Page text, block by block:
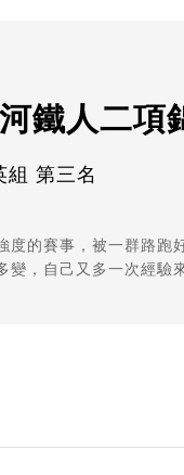
鐵人二項
組 第三名
度的賽事，被一群路跑
變，自己又多一次經驗